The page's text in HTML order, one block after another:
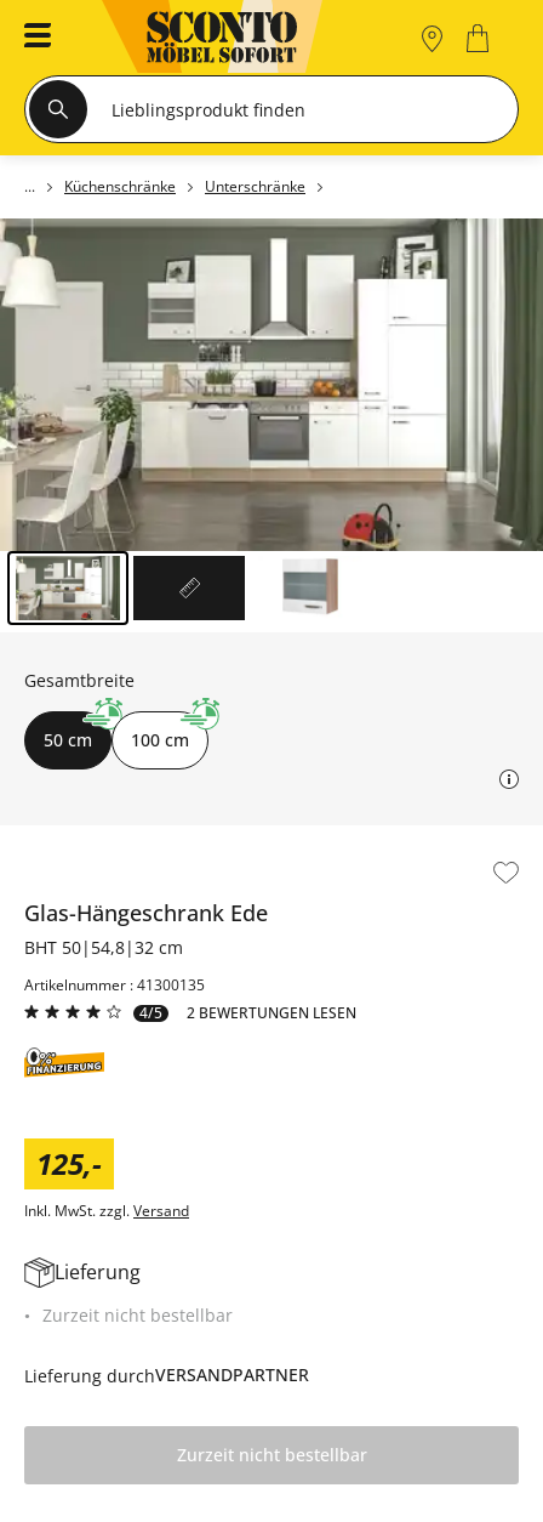
Küchenschränke Unterschränke
Glas-Hängeschrank Ede
BHT 50|54,8|32 cm
Artikelnummer : 41300135
4/5
2 BEWERTUNGEN LESEN
125,-
Inkl. MwSt. zzgl.Versand
Gesamtbreite
50 cm 100 cm
Lieferung
Zurzeit nicht bestellbar
Lieferung durchVERSANDPARTNER
Zurzeit nicht bestellbar